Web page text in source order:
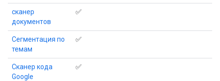
сканер
документов
✅
Сегментация по
темам
✅
Сканер кода
Google
✅